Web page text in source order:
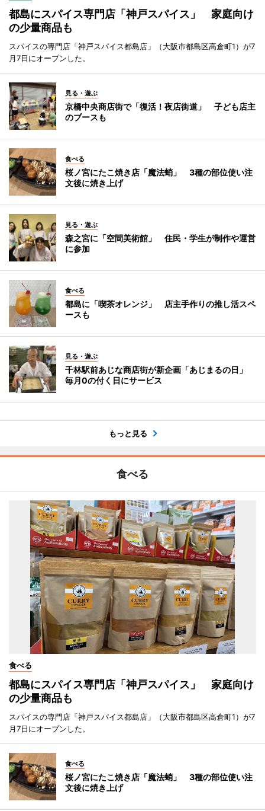
都島にスパイス専門店「神戸スパイス」 家庭向け
の少量商品も
スパイスの専門店「神戸スパイス都島店」（大阪市都島区高倉町1）が7
月7日にオープンした。
見る・遊ぶ
京橋中央商店街で「復活！夜店街道」 子ども店主
のブースも
食べる
桜ノ宮にたこ焼き店「魔法蛸」 3種の部位使い注
文後に焼き上げ
見る・遊ぶ
森之宮に「空間美術館」 住民・学生が制作や運営
に参加
食べる
都島に「喫茶オレンジ」 店主手作りの推し活スペ
ースも
見る・遊ぶ
千林駅前あじな商店街が新企画「あじまるの日」
毎月0の付く日にサービス
もっと見る
食べる
食べる
都島にスパイス専門店「神戸スパイス」 家庭向け
の少量商品も
スパイスの専門店「神戸スパイス都島店」（大阪市都島区高倉町1）が7
月7日にオープンした。
食べる
桜ノ宮にたこ焼き店「魔法蛸」 3種の部位使い注
文後に焼き上げ